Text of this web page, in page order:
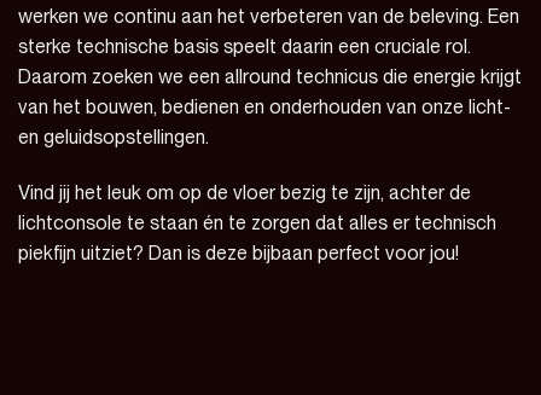
werken we continu aan het verbeteren van de beleving. Een
sterke technische basis speelt daarin een cruciale rol.
Daarom zoeken we een allround technicus die energie krijgt
van het bouwen, bedienen en onderhouden van onze licht-
en geluidsopstellingen.
Vind jij het leuk om op de vloer bezig te zijn, achter de
lichtconsole te staan én te zorgen dat alles er technisch
piekfijn uitziet? Dan is deze bijbaan perfect voor jou!